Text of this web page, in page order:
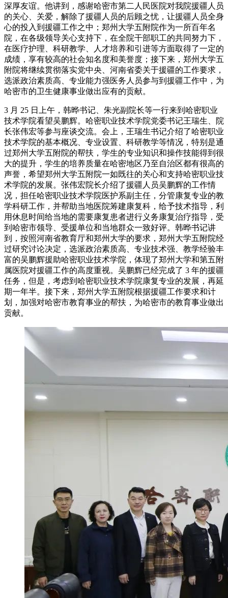
深厚友谊。他讲到，感谢哈密市第二人民医院对我院援疆人员
的关心、关爱，解除了援疆人员的后顾之忧，让援疆人员全身
心的投入到援疆工作之中；郑州大学五附院作为一所百年名
院，在各级领导关心支持下，在全院干部职工的共同努力下，
在医疗护理、科研教学、人才培养和引进等方面取得了一定的
成绩，享有较高的社会知名度和美誉度；接下来，郑州大学五
附院将继续贯彻落实党中央、河南省委关于援疆的工作要求，
选派政治素质高、专业能力强医务人员参与到援疆工作中，为
哈密市的卫生健康事业做出应有的贡献。
3 月 25 日上午，韩晔书记、朱光副院长等一行来到哈密职业
技术学院看望吴鹏辉。哈密职业技术学院党委书记王瑞生、院
长张伟宏等参与座谈交流。会上，王瑞生书记介绍了哈密职业
技术学院的基本概况、专业设置、科研教学等情况，特别是通
过郑州大学五附院的帮扶，学生的专业知识和操作技能得到很
大的提升，学生的培养质量在哈密地区乃至自治区都有很高的
声誉，希望郑州大学五附院一如既往的关心和支持哈密职业技
术学院的发展。张伟宏院长介绍了援疆人员吴鹏辉的工作情
况，担任哈密职业技术学院医护系副主任，分管康复专业的教
学科研工作，并帮助当地医院筹建康复科，给予技术指导，利
用休息时间给当地的需要康复患者进行义务康复治疗指导，受
到哈密市领导、受援单位和当地群众一致好评。韩晔书记讲
到，按照河南省教育厅和郑州大学的要求，郑州大学五附院经
过研究讨论决定，选派政治素质高、专业技术强、教学经验丰
富的吴鹏辉援助哈密职业技术学院，体现了郑州大学和第五附
属医院对援疆工作的高度重视。吴鹏辉已经完成了 3 年的援疆
任务，但是，考虑到哈密职业技术学院康复专业的发展，再延
期一年半。接下来，郑州大学五附院根据援疆工作要求和计
划，加强对哈密市教育事业的帮扶，为哈密市的教育事业做出
贡献。